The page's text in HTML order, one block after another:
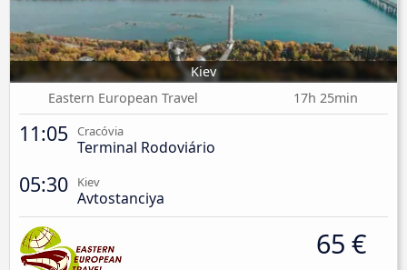
Kiev
Eastern European Travel
17h 25min
11:05 Cracóvia
Terminal Rodoviário
05:30 Kiev
Avtostanciya
65 €